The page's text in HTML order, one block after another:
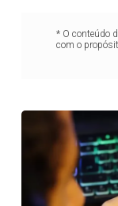
* O conteúdo
com o